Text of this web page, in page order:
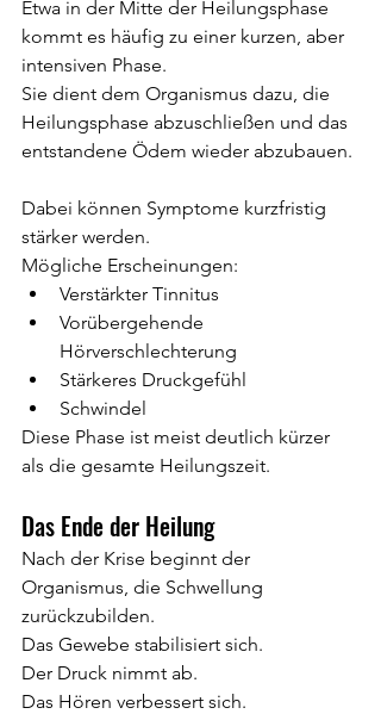
Etwa in der Mitte der Heilungsphase
kommt es häufig zu einer kurzen, aber
intensiven Phase.
Sie dient dem Organismus dazu, die
Heilungsphase abzuschließen und das
entstandene Ödem wieder abzubauen.
Dabei können Symptome kurzfristig
stärker werden.
Mögliche Erscheinungen:
Verstärkter Tinnitus
Vorübergehende
Hörverschlechterung
Stärkeres Druckgefühl
Schwindel
Diese Phase ist meist deutlich kürzer
als die gesamte Heilungszeit.
Das Ende der Heilung
Nach der Krise beginnt der
Organismus, die Schwellung
zurückzubilden.
Das Gewebe stabilisiert sich.
Der Druck nimmt ab.
Das Hören verbessert sich.